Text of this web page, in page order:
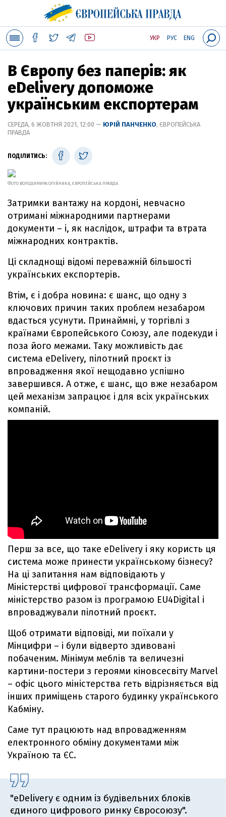
УКР РУС ENG
В Європу без паперів: як
eDelivery допоможе
українським експортерам
СЕРЕДА, 6 ЖОВТНЯ 2021, 12:00 — ЮРІЙ ПАНЧЕНКО, ЄВРОПЕЙСЬКА
ПРАВДА
ПОДІЛИТИСЬ:
ФОТО ВОЛОДИМИРА ОЛІЙНИКА, ЄВРОПЕЙСЬКА ПРАВДА
Затримки вантажу на кордоні, невчасно
отримані міжнародними партнерами
документи – і, як наслідок, штрафи та втрата
міжнародних контрактів.
Ці складнощі відомі переважній більшості
українських експортерів.
Втім, є і добра новина: є шанс, що одну з
ключових причин таких проблем незабаром
вдасться усунути. Принаймні, у торгівлі з
країнами Європейського Союзу, але подекуди і
поза його межами. Таку можливість дає
система eDelivery, пілотний проєкт із
впровадження якої нещодавно успішно
завершився. А отже, є шанс, що вже незабаром
цей механізм запрацює і для всіх українських
компаній.
Перш за все, що таке eDelivery і яку користь ця
система може принести українському бізнесу?
На ці запитання нам відповідають у
Міністерстві цифрової трансформації. Саме
міністерство разом із програмою EU4Digital і
впроваджували пілотний проєкт.
Щоб отримати відповіді, ми поїхали у
Мінцифри – і були відверто здивовані
побаченим. Мінімум меблів та величезні
картини-постери з героями кіновсесвіту Marvel
– офіс цього міністерства геть відрізняється від
інших приміщень старого будинку українського
Кабміну.
Саме тут працюють над впровадженням
електронного обміну документами між
Україною та ЄС.
"eDelivery є одним із будівельних блоків
єдиного цифрового ринку Євросоюзу".